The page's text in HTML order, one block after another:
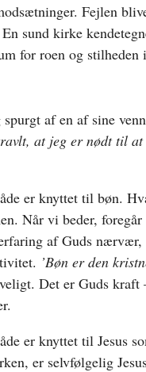
Fejlen
sund kirke
for roen og stilheden
af en af sine
at jeg er nødt til at
er knyttet til bøn.
Når vi beder,
af Guds
’Bøn er den
Det er Guds
er knyttet til Jesus
er selvfølgelig